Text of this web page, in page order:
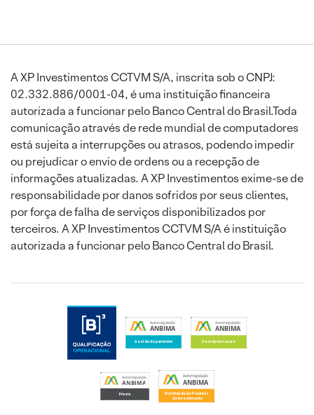
A XP Investimentos CCTVM S/A, inscrita sob o CNPJ:
02.332.886/0001-04, é uma instituição financeira
autorizada a funcionar pelo Banco Central do Brasil.Toda
comunicação através de rede mundial de computadores
está sujeita a interrupções ou atrasos, podendo impedir
ou prejudicar o envio de ordens ou a recepção de
informações atualizadas. A XP Investimentos exime-se de
responsabilidade por danos sofridos por seus clientes,
por força de falha de serviços disponibilizados por
terceiros. A XP Investimentos CCTVM S/A é instituição
autorizada a funcionar pelo Banco Central do Brasil.